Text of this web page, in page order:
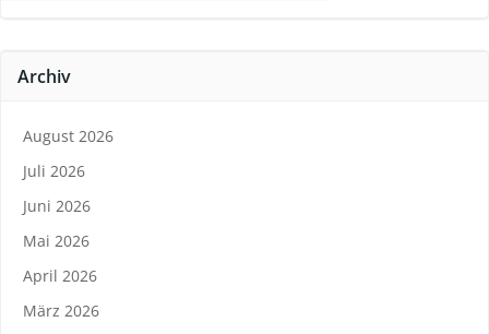
Archiv
August 2026
Juli 2026
Juni 2026
Mai 2026
April 2026
März 2026